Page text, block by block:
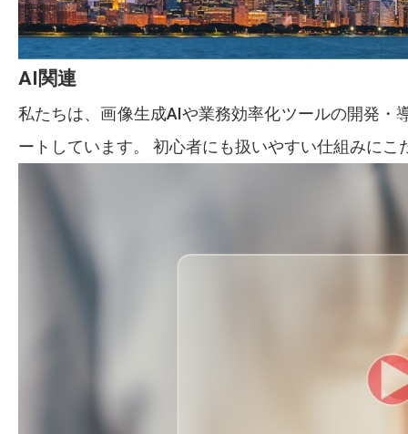
AI関連
私たちは、画像生成AIや業務効率化ツールの開発
ートしています。 初心者にも扱いやすい仕組みに